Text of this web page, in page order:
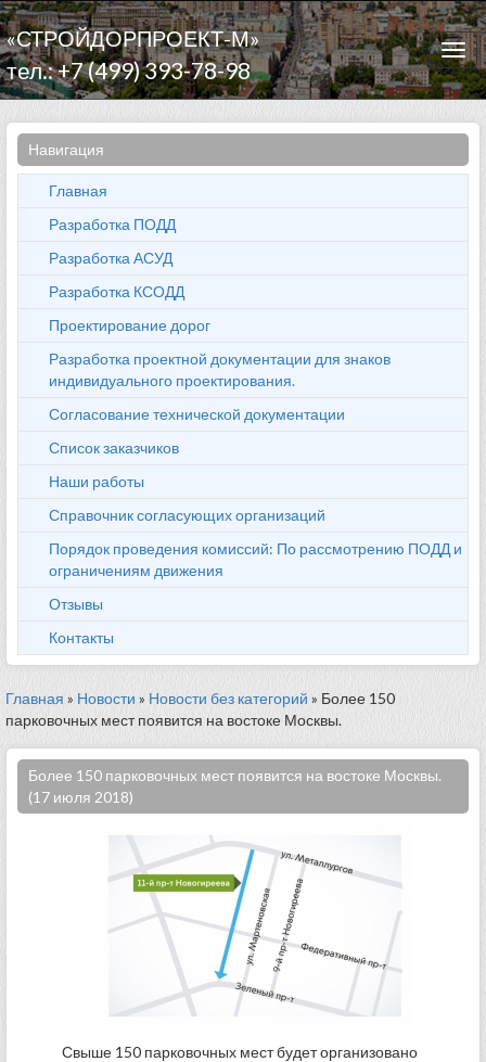
«СТРОЙДОРПРОЕКТ-М»
тел.: +7 (499) 393-78-98
Навигация
Главная
Разработка ПОДД
Разработка АСУД
Разработка КСОДД
Проектирование дорог
Разработка проектной документации для знаков
индивидуального проектирования.
Согласование технической документации
Список заказчиков
Наши работы
Справочник согласующих организаций
Порядок проведения комиссий: По рассмотрению ПОДД и
ограничениям движения
Отзывы
Контакты
Главная » Новости » Новости без категорий » Более 150
парковочных мест появится на востоке Москвы.
Более 150 парковочных мест появится на востоке Москвы.
(17 июля 2018)
Свыше 150 парковочных мест будет организовано